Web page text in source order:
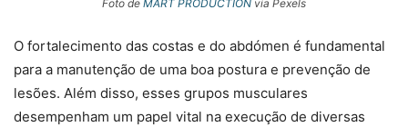
Foto de MART PRODUCTION via Pexels
O fortalecimento das costas e do abdómen é fundamental
para a manutenção de uma boa postura e prevenção de
lesões. Além disso, esses grupos musculares
desempenham um papel vital na execução de diversas